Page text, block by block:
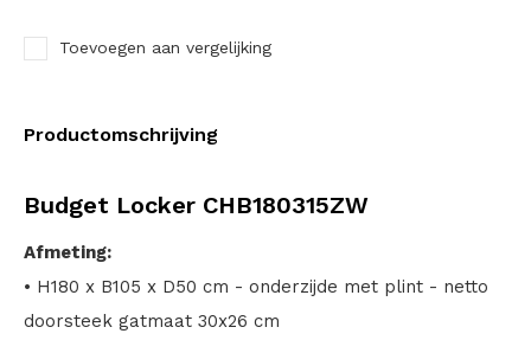
Toevoegen aan vergelijking
Productomschrijving
Budget Locker CHB180315ZW
Afmeting:
• H180 x B105 x D50 cm - onderzijde met plint - netto
doorsteek gatmaat 30x26 cm